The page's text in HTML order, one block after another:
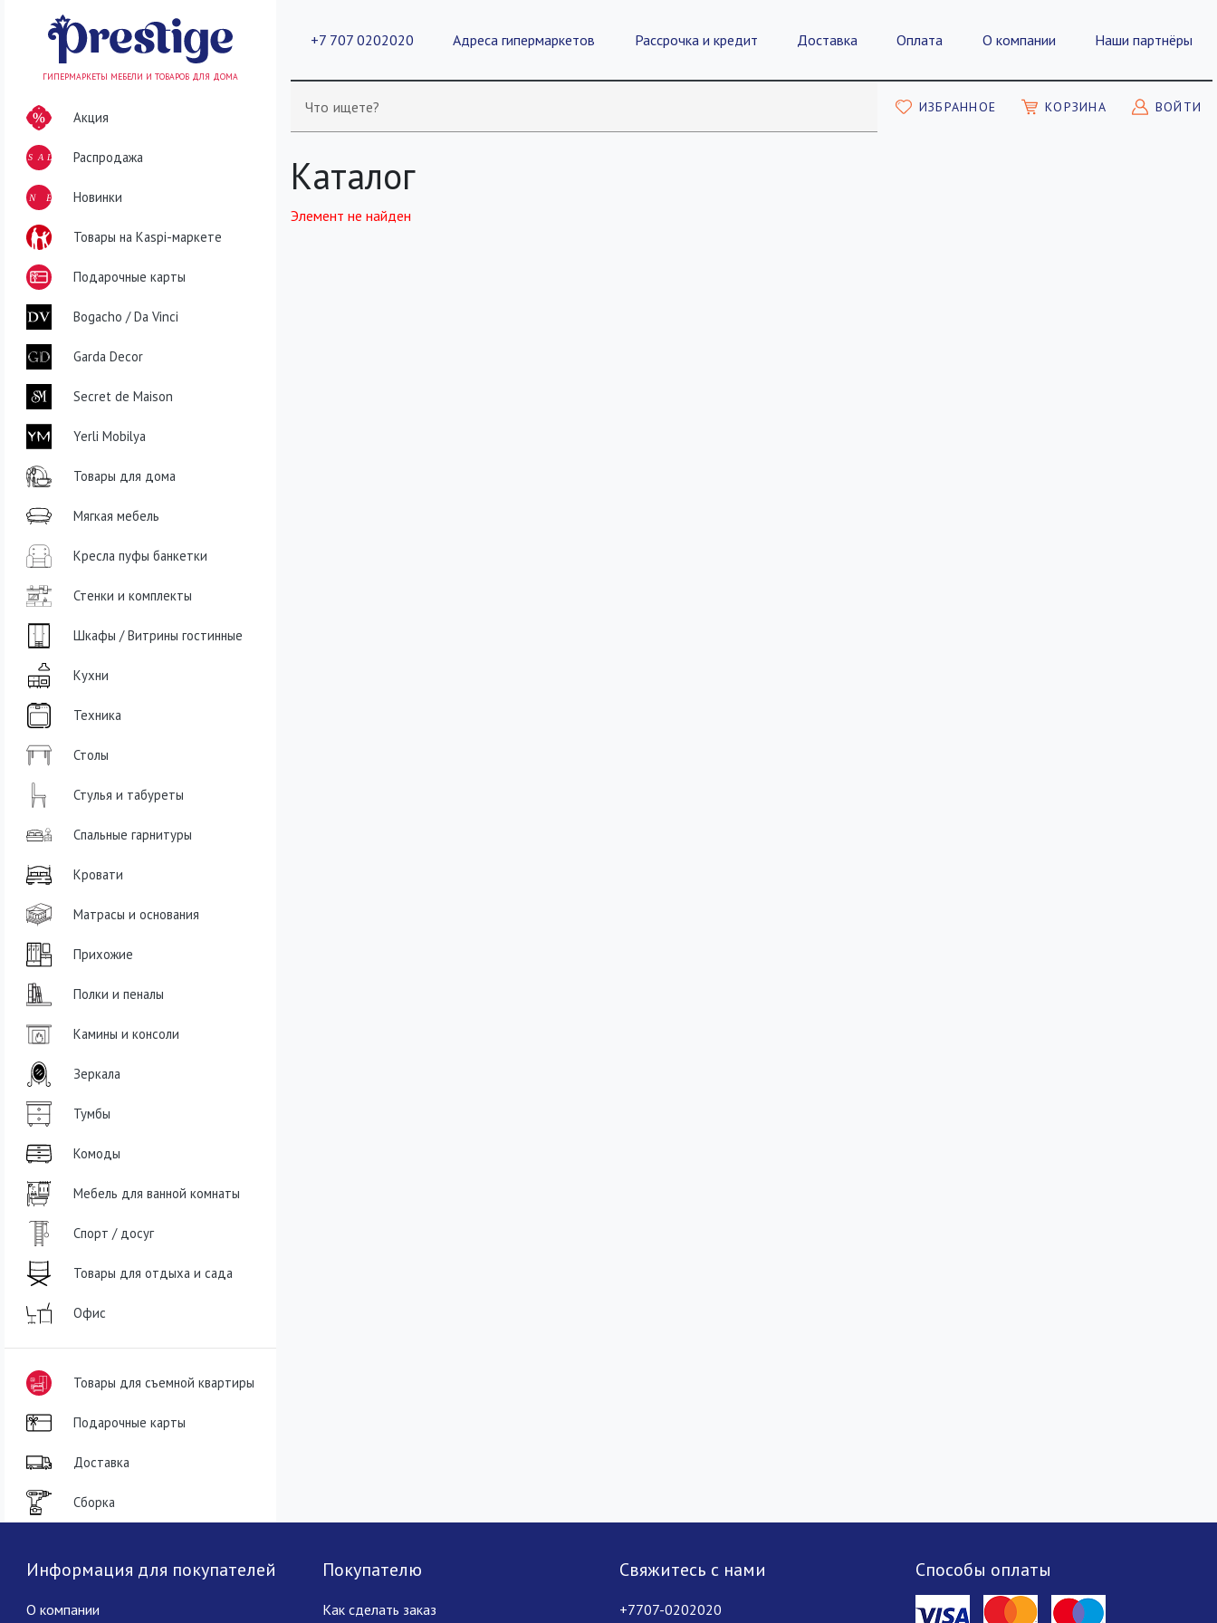
+7 707 0202020 Адреса гипермаркетов Рассрочка и кредит Доставка Оплата О компании Наши партнёры
Что ищете? ИЗБРАННОЕ КОРЗИНА ВОЙТИ
ГИПЕРМАРКЕТЫ МЕБЕЛИ И ТОВАРОВ ДЛЯ ДОМА
Акция
SALE Распродажа
NEWНовинки
Товары на Kaspi-маркете
Подарочные карты
Bogacho / Da Vinci
Garda Decor
Secret de Maison
Yerli Mobilya
Товары для дома
Мягкая мебель
Кресла пуфы банкетки
Стенки и комплекты
Шкафы / Витрины гостинные
Кухни
Техника
Столы
Стулья и табуреты
Спальные гарнитуры
Кровати
Матрасы и основания
Прихожие
Полки и пеналы
Камины и консоли
Зеркала
Тумбы
Комоды
Мебель для ванной комнаты
Спорт / досуг
Товары для отдыха и сада
Офис
Товары для съемной квартиры
Подарочные карты
Доставка
Сборка
Каталог
Элемент не найден
Информация для покупателей
О компании
Покупателю
Как сделать заказ
Свяжитесь с нами
+7707-0202020
Способы оплаты